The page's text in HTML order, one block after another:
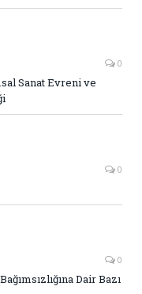
0
Sanat Evreni ve
0
0
Dair Bazı